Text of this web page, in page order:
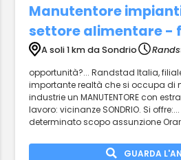
Manutentore
settore alimentare -
A soli 1 km da Sondrio
opportunità?... Randstad Italia,
importante realtà che si occupa di
industrie un MANUTENTORE con
lavoro: vicinanze SONDRIO. Si
determinato scopo assunzione
GUARDA